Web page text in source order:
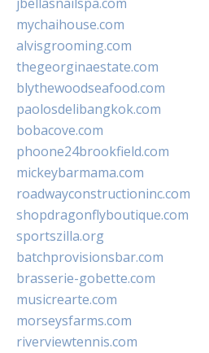
mychaihouse.com
alvisgrooming.com
thegeorginaestate.com
blythewoodseafood.com
paolosdelibangkok.com
bobacove.com
phoone24brookfield.com
mickeybarmama.com
roadwayconstructioninc.com
shopdragonflyboutique.com
sportszilla.org
batchprovisionsbar.com
brasserie-gobette.com
musicrearte.com
morseysfarms.com
riverviewtennis.com